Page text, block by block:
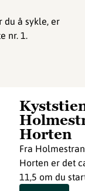
du å sykle, er
nr. 1.
Horten
Fra
Horten er det
11,5 om du